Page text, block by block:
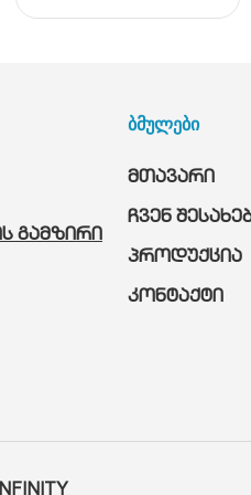
გამზირი
ბმულები
მთავარი
ჩვენ
პროდუქცია
კონტაქტი
INFINITY